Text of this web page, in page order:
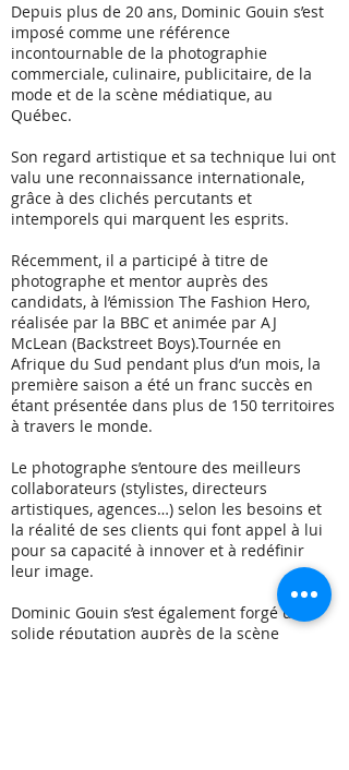
Depuis plus de 20 ans, Dominic Gouin s’est
imposé comme une référence
incontournable de la photographie
commerciale, culinaire, publicitaire, de la
mode et de la scène médiatique, au
Québec.
Son regard artistique et sa technique lui ont
valu une reconnaissance internationale,
grâce à des clichés percutants et
intemporels qui marquent les esprits.
Récemment, il a participé à titre de
photographe et mentor auprès des
candidats, à l’émission The Fashion Hero,
réalisée par la BBC et animée par AJ
McLean (Backstreet Boys).Tournée en
Afrique du Sud pendant plus d’un mois, la
première saison a été un franc succès en
étant présentée dans plus de 150 territoires
à travers le monde.
Le photographe s’entoure des meilleurs
collaborateurs (stylistes, directeurs
artistiques, agences…) selon les besoins et
la réalité de ses clients qui font appel à lui
pour sa capacité à innover et à redéfinir
leur image.
Dominic Gouin s’est également forgé une
solide réputation auprès de la scène